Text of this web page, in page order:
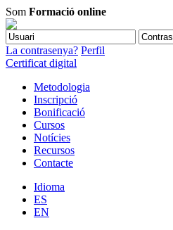
Som Formació online
La contrasenya? Perfil
Certificat digital
Metodologia
Inscripció
Bonificació
Cursos
Notícies
Recursos
Contacte
Idioma
ES
EN